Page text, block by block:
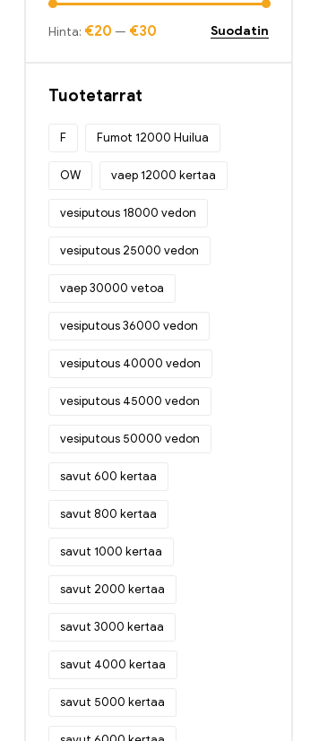
Suodatin
Hinta: €20 — €30
Tuotetarrat
F Fumot 12000 Huilua
OW vaep 12000 kertaa
vesiputous 18000 vedon
vesiputous 25000 vedon
vaep 30000 vetoa
vesiputous 36000 vedon
vesiputous 40000 vedon
vesiputous 45000 vedon
vesiputous 50000 vedon
savut 600 kertaa
savut 800 kertaa
savut 1000 kertaa
savut 2000 kertaa
savut 3000 kertaa
savut 4000 kertaa
savut 5000 kertaa